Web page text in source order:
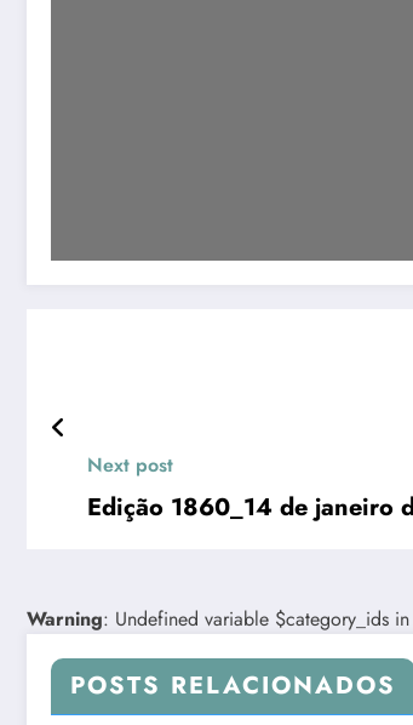
Next post
Edição 1860_14 de janeiro
Warning: Undefined variable $category_ids in
POSTS RELACIONADOS